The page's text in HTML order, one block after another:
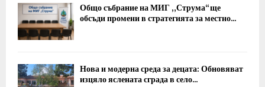
Общо събрание на МИГ „Струма“ ще
обсъди промени в стратегията за местно...
Нова и модерна среда за децата: Обновяват
изцяло яслената сграда в село...